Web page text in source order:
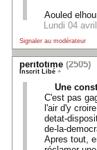
Aouled
Lundi 04
Signaler au modérateur
peritotime (2505)
Inscrit Libé +
Une
C'est pas
l'air d'y
detat-
de-la-
Apres tout,